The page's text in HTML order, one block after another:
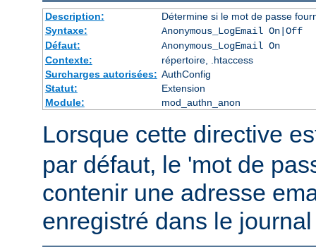
Description:
Détermine si le mot de passe
Syntaxe:
Anonymous_LogEmail On|Off
Défaut:
Anonymous_LogEmail On
Contexte:
répertoire, .htaccess
Surcharges autorisées: AuthConfig
Statut:
Extension
Module:
mod_authn_anon
Lorsque cette directive
par défaut, le 'mot de
contenir une adresse
enregistré dans le